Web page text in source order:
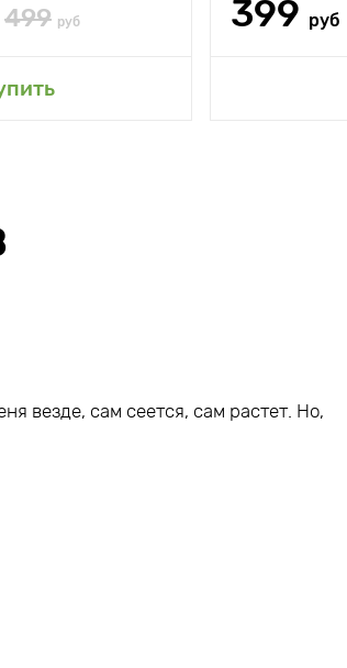
499 руб 399 руб
везде, сам сеется, сам растет. Но,